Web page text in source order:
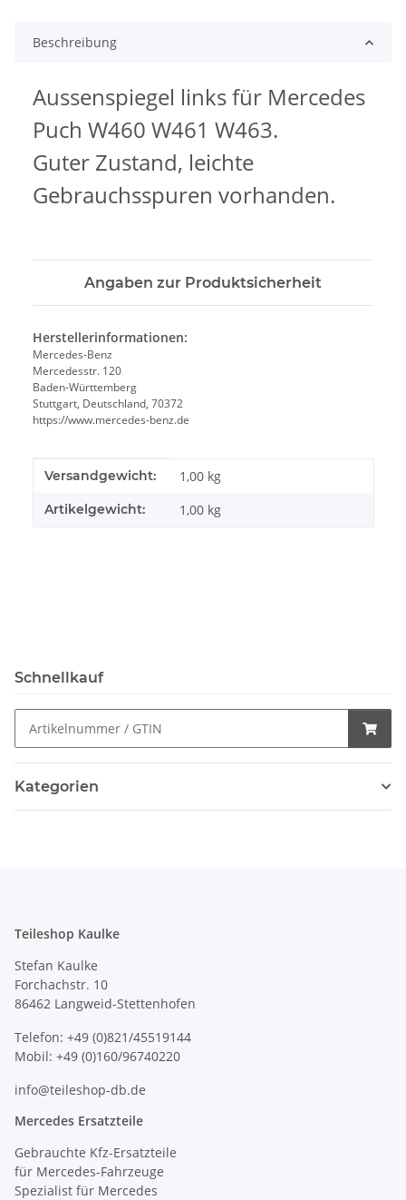
Beschreibung
Aussenspiegel links für Mercedes
Puch W460 W461 W463.
Guter Zustand, leichte
Gebrauchsspuren vorhanden.
Angaben zur Produktsicherheit
Herstellerinformationen:
Mercedes-Benz
Mercedesstr. 120
Baden-Württemberg
Stuttgart, Deutschland, 70372
https://www.mercedes-benz.de
Produkteigenschaft
Wert
Versandgewicht: 1,00 kg
Artikelgewicht: 1,00 kg
Schnellkauf
Kategorien
Teileshop Kaulke
Stefan Kaulke
Forchachstr. 10
86462 Langweid-Stettenhofen
Telefon: +49 (0)821/45519144
Mobil: +49 (0)160/96740220
info@teileshop-db.de
Mercedes Ersatzteile
Gebrauchte Kfz-Ersatzteile
für Mercedes-Fahrzeuge
Spezialist für Mercedes